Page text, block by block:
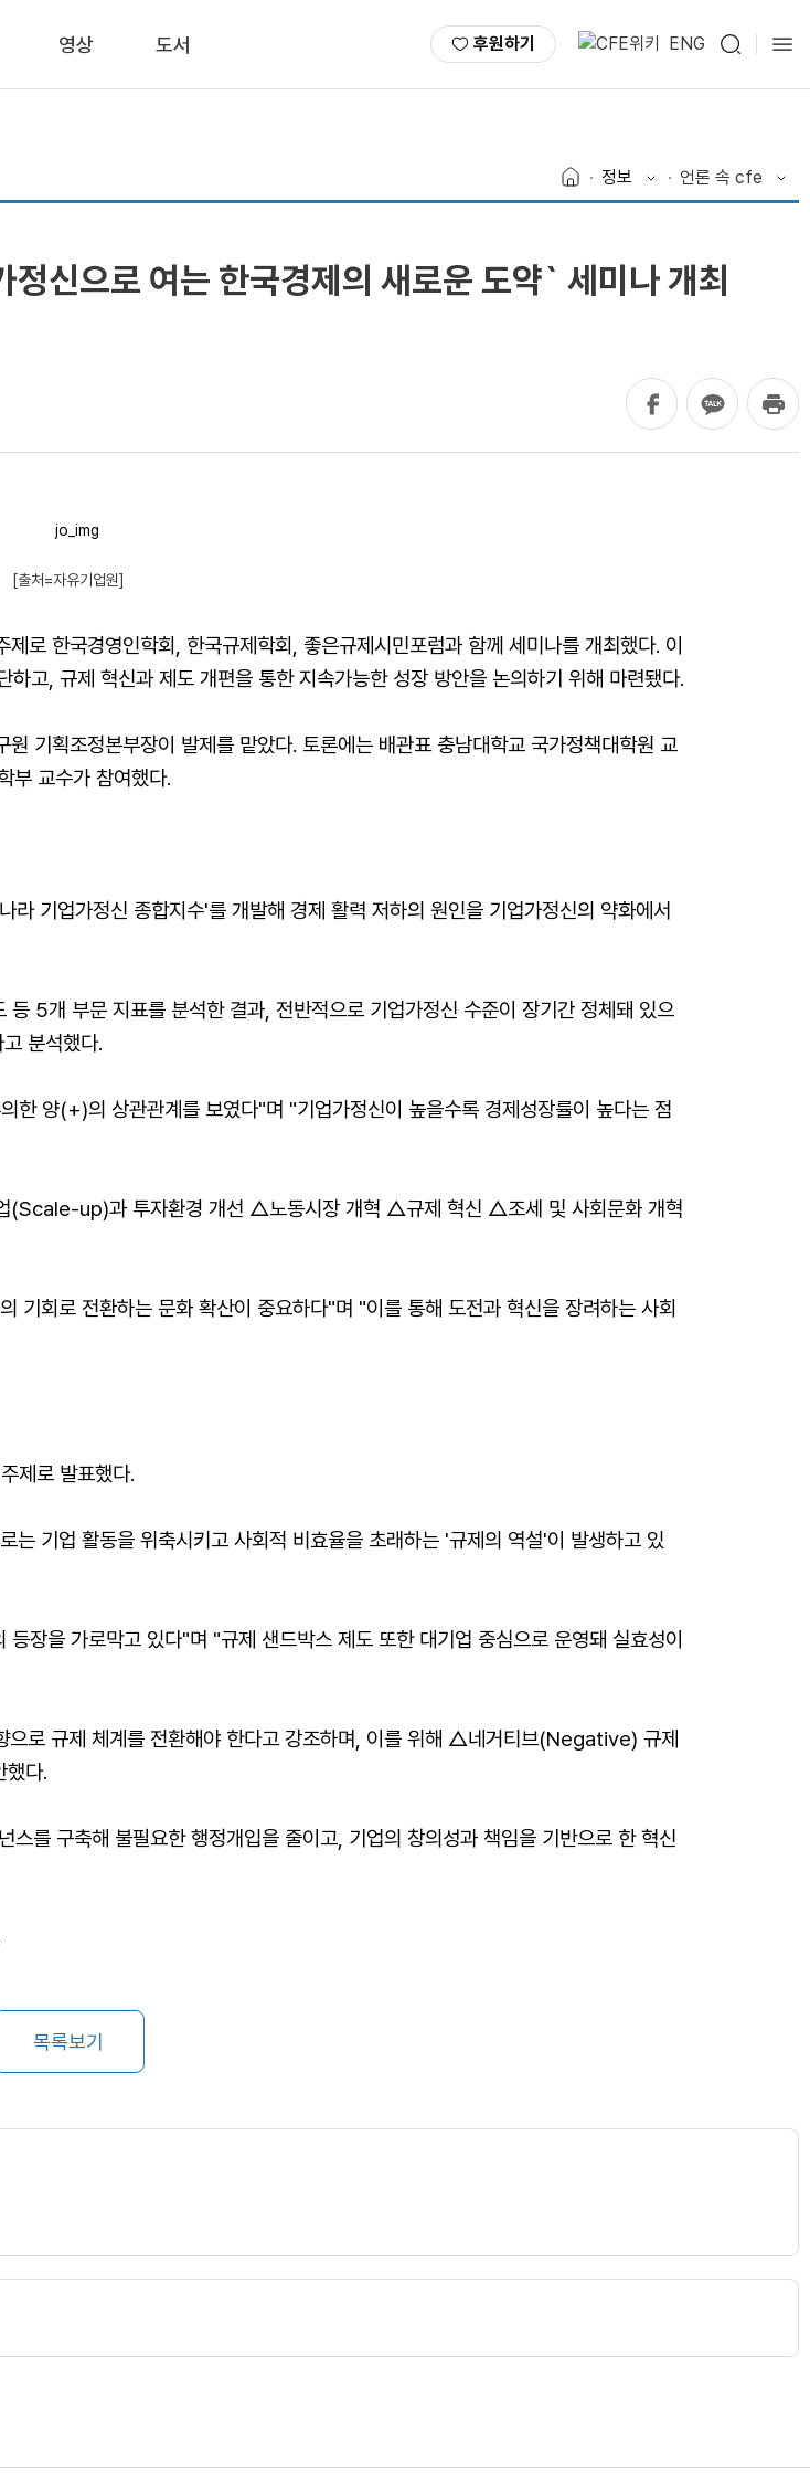
영상 도서 후원하기 ENG
정보 언론 속 cfe
신으로 여는 한국경제의 새로운 도약` 세미나 개최
[출처=자유기업원]
로 한국경영인학회, 한국규제학회, 좋은규제시민포럼과 함께 세미나를 개최했다. 이
고, 규제 혁신과 제도 개편을 통한 지속가능한 성장 방안을 논의하기 위해 마련됐다.
기획조정본부장이 발제를 맡았다. 토론에는 배관표 충남대학교 국가정책대학원 교
부 교수가 참여했다.
기업가정신 종합지수'를 개발해 경제 활력 저하의 원인을 기업가정신의 약화에서
부문 지표를 분석한 결과, 전반적으로 기업가정신 수준이 장기간 정체돼 있으
분석했다.
한 양(+)의 상관관계를 보였다"며 "기업가정신이 높을수록 경제성장률이 높다는 점
(Scale-up)과 투자환경 개선 △노동시장 개혁 △규제 혁신 △조세 및 사회문화 개혁
기회로 전환하는 문화 확산이 중요하다"며 "이를 통해 도전과 혁신을 장려하는 사회
제로 발표했다.
기업 활동을 위축시키고 사회적 비효율을 초래하는 '규제의 역설'이 발생하고 있
장을 가로막고 있다"며 "규제 샌드박스 제도 또한 대기업 중심으로 운영돼 실효성이
으로 규제 체계를 전환해야 한다고 강조하며, 이를 위해 △네거티브(Negative) 규제
다.
스를 구축해 불필요한 행정개입을 줄이고, 기업의 창의성과 책임을 기반으로 한 혁신
목록보기